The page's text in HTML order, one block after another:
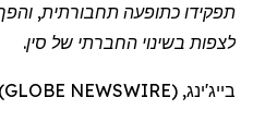
תפקידו כתופעה תחבורתית,
לצפות בשינוי החברתי של סין.
בייג'ינג, Feb. 04, 2026 (GLOBE NEWSWIRE) --